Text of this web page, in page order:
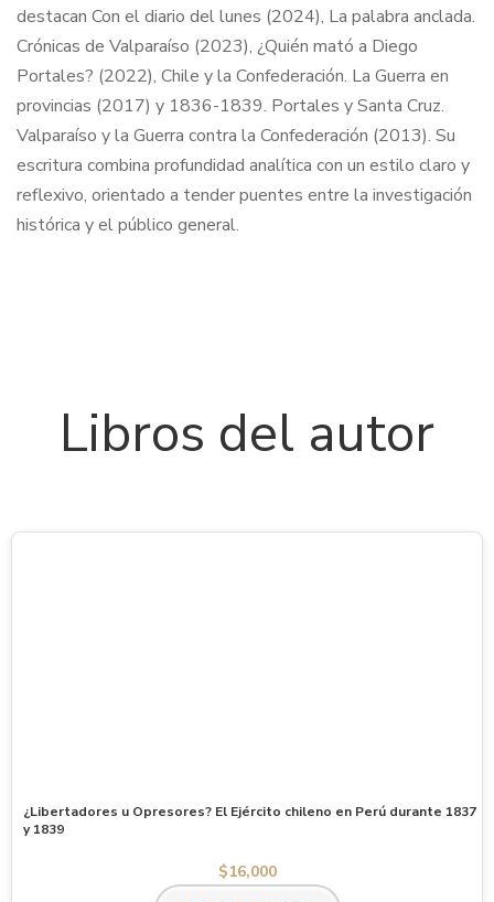
destacan Con el diario del lunes (2024), La palabra anclada.
Crónicas de Valparaíso (2023), ¿Quién mató a Diego
Portales? (2022), Chile y la Confederación. La Guerra en
provincias (2017) y 1836-1839. Portales y Santa Cruz.
Valparaíso y la Guerra contra la Confederación (2013). Su
escritura combina profundidad analítica con un estilo claro y
reflexivo, orientado a tender puentes entre la investigación
histórica y el público general.
Libros del autor
¿Libertadores u Opresores? El Ejército chileno en Perú durante 1837
y 1839
$16,000